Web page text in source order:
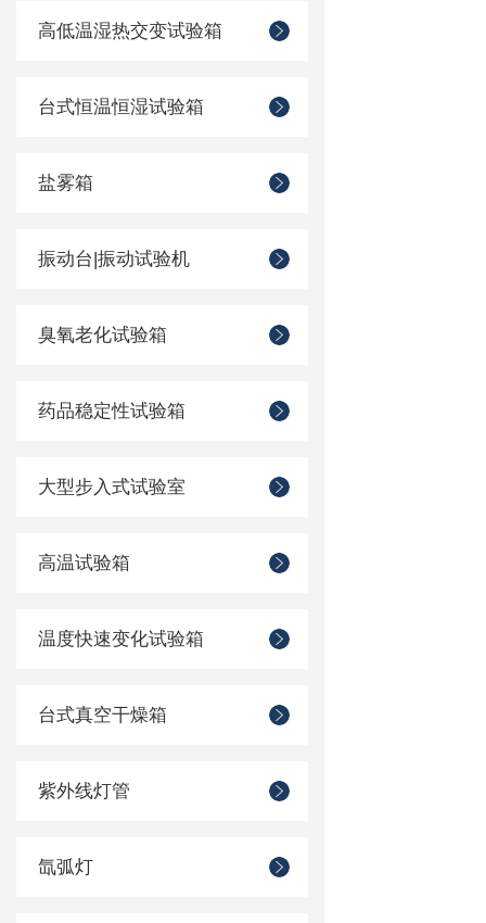
高低温湿热交变试验箱
台式恒温恒湿试验箱
盐雾箱
振动台|振动试验机
臭氧老化试验箱
药品稳定性试验箱
大型步入式试验室
高温试验箱
温度快速变化试验箱
台式真空干燥箱
紫外线灯管
氙弧灯